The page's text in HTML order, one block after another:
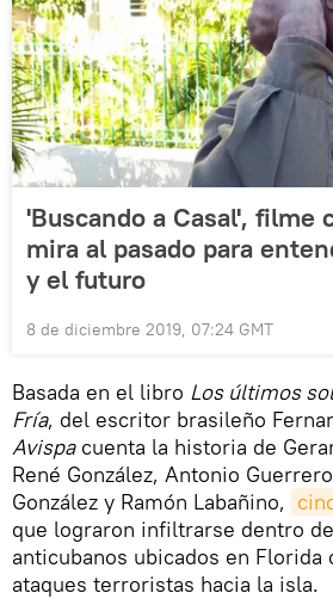
'Buscando a Casal', filme
mira al pasado para
y el futuro
8 de diciembre 2019, 07:24 GMT
Basada en el libro Los últimos
Fría, del escritor brasileño
Avispacuenta la historia de
René González, Antonio
González y Ramón Labañino,
que lograron infiltrarse dentro
anticubanos ubicados en
ataques terroristas hacia la isla.